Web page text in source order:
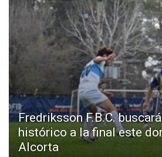
Fredriksson F.B.C.
histórico a la final este
Alcorta